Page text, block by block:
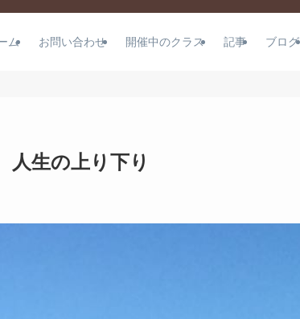
ム お問い合わせ 開催中のクラス 記事 ブログ
生の上り下り